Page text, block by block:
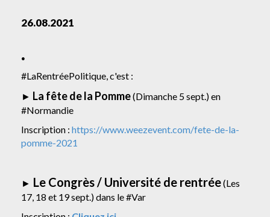
26.08.2021
.
#LaRentréePolitique, c'est :
► La fête de la Pomme(Dimanche 5 sept.) en
#Normandie
Inscription : https://www.weezevent.com/fete-de-la-
pomme-2021
► Le Congrès / Université de rentrée(Les
17, 18 et 19 sept.) dans le #Var